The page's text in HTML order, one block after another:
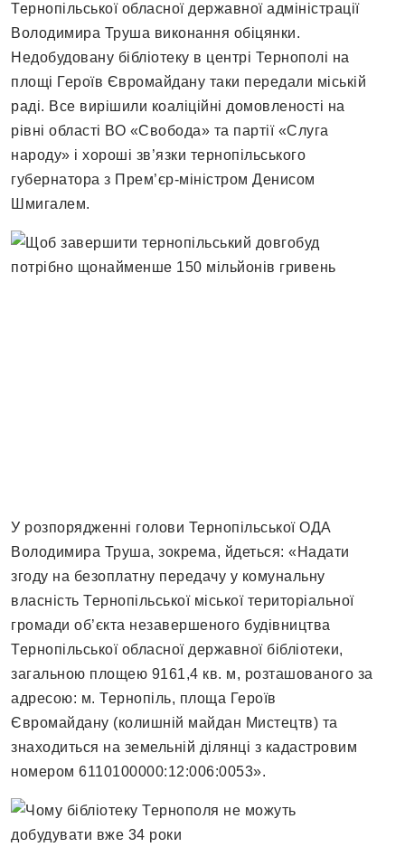
Тернопільської обласної державної адміністрації
Володимира Труша виконання обіцянки.
Недобудовану бібліотеку в центрі Тернополі на
площі Героїв Євромайдану таки передали міській
раді. Все вирішили коаліційні домовленості на
рівні області ВО «Свобода» та партії «Слуга
народу» і хороші зв’язки тернопільського
губернатора з Прем’єр-міністром Денисом
Шмигалем.
У розпорядженні голови Тернопільської ОДА
Володимира Труша, зокрема, йдеться: «Надати
згоду на безоплатну передачу у комунальну
власність Тернопільської міської територіальної
громади об’єкта незавершеного будівництва
Тернопільської обласної державної бібліотеки,
загальною площею 9161,4 кв. м, розташованого за
адресою: м. Тернопіль, площа Героїв
Євромайдану (колишній майдан Мистецтв) та
знаходиться на земельній ділянці з кадастровим
номером 6110100000:12:006:0053».